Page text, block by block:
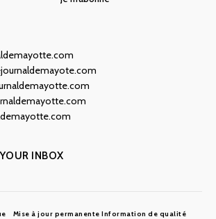
INBOX
Mise à jour permanente Information de qualité